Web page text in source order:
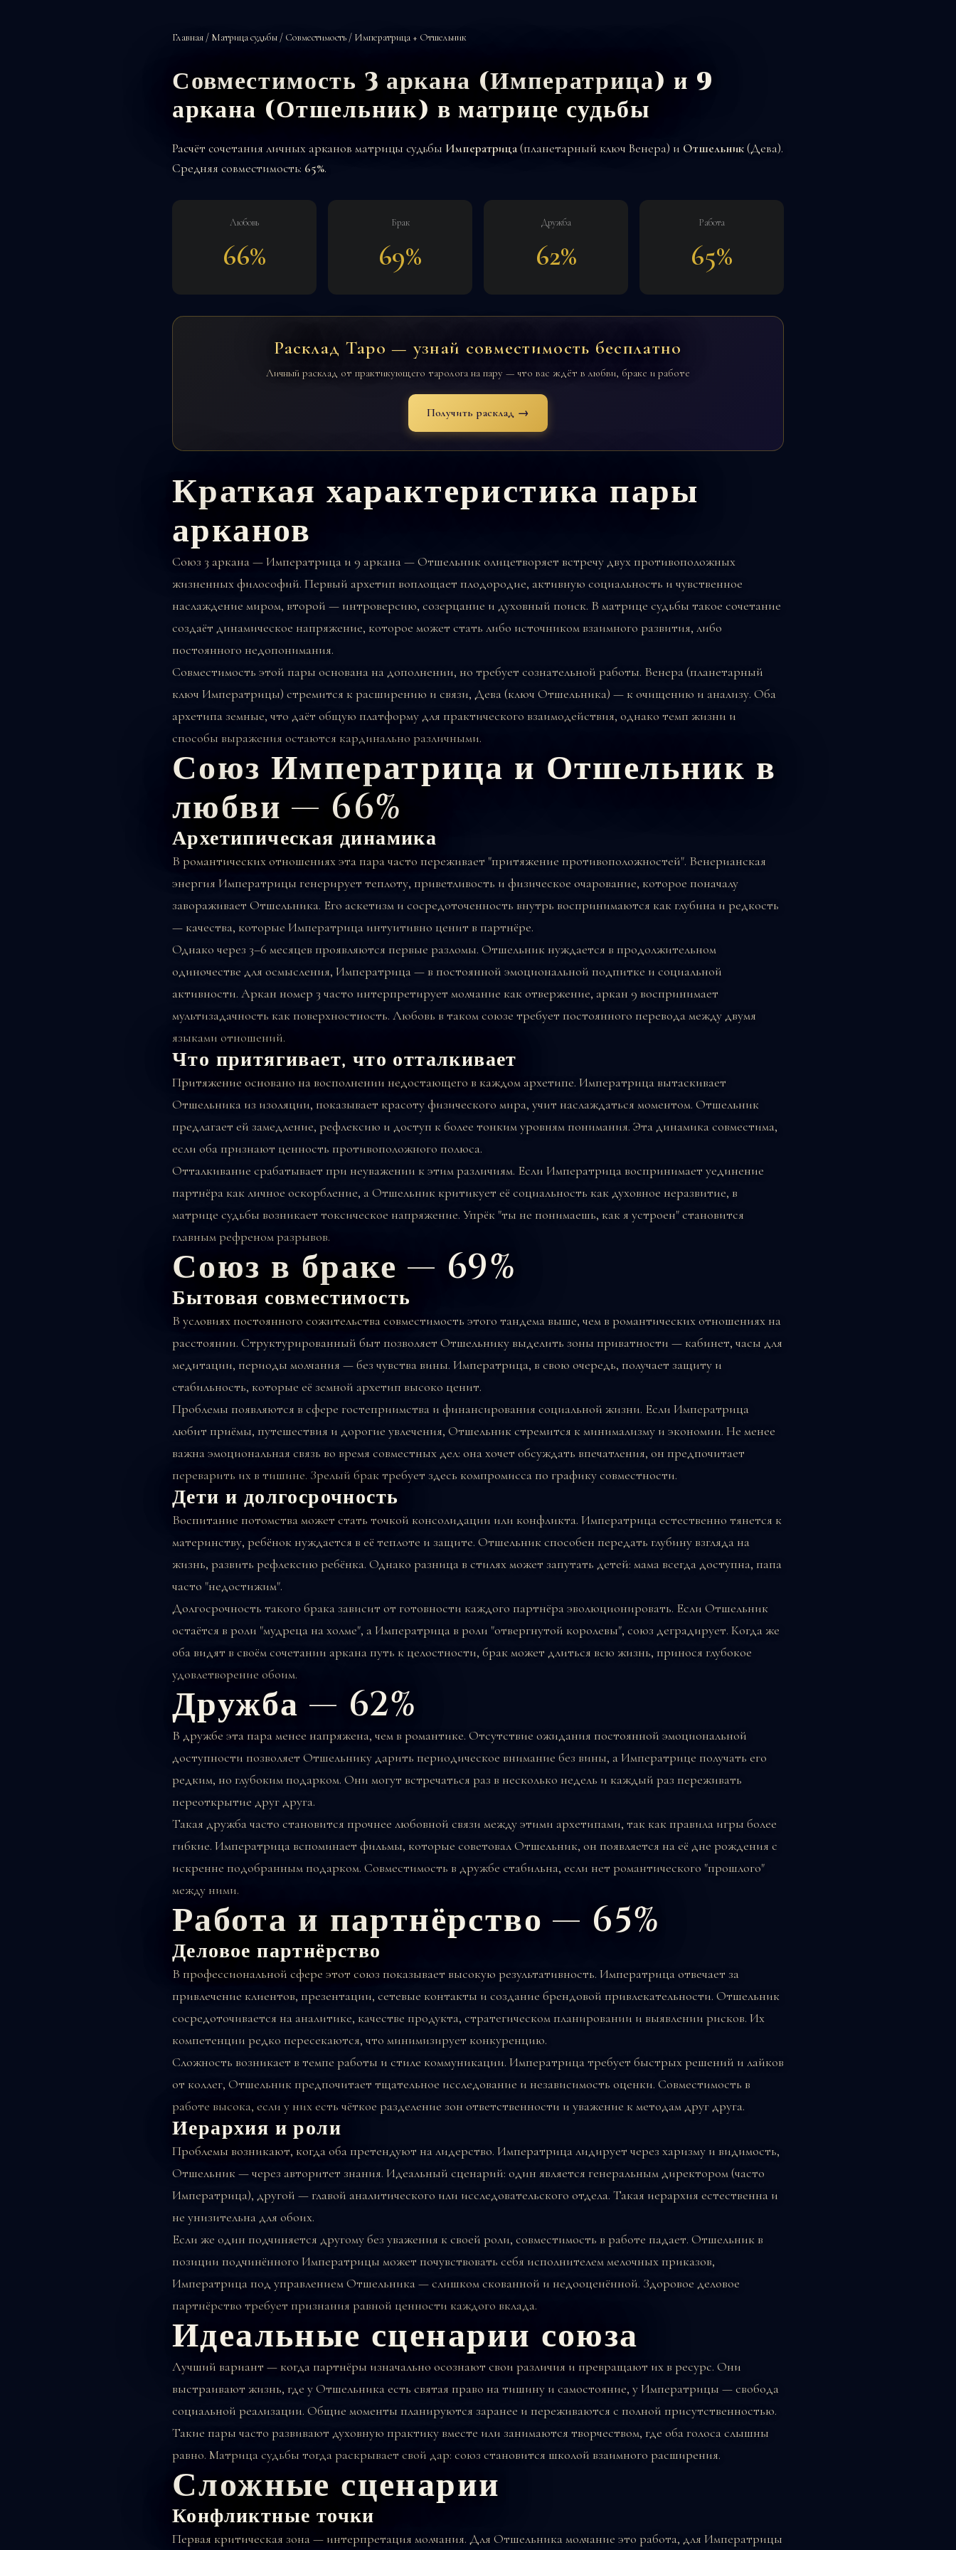
Главная / Матрица судьбы / Совместимость / Императрица + Отшельник
Совместимость 3 аркана (Императрица) и 9
аркана (Отшельник) в матрице судьбы
Расчёт сочетания личных арканов матрицы судьбы Императрица(планетарный ключ Венера) и Отшельник(Дева).
Средняя совместимость: 65%.
Любовь
66%
Брак
69%
Дружба
62%
Работа
65%
Расклад Таро — узнай совместимость бесплатно
Личный расклад от практикующего таролога на пару — что вас ждёт в любви, браке и работе
Получить расклад →
Краткая характеристика пары
арканов
Союз 3 аркана — Императрица и 9 аркана — Отшельниколицетворяет встречу двух противоположных
жизненных философий. Первый архетип воплощает плодородие, активную социальность и чувственное
наслаждение миром, второй — интроверсию, созерцание и духовный поиск. В матрице судьбы такое сочетание
создаёт динамическое напряжение, которое может стать либо источником взаимного развития, либо
постоянного недопонимания.
Совместимость этой пары основана на дополнении, но требует сознательной работы. Венера (планетарный
ключ Императрицы) стремится к расширению и связи, Дева (ключ Отшельника) — к очищению и анализу. Оба
архетипа земные, что даёт общую платформу для практического взаимодействия, однако темп жизни и
способы выражения остаются кардинально различными.
Союз Императрица и Отшельник в
любви — 66%
Архетипическая динамика
В романтических отношениях эта пара часто переживает "притяжение противоположностей". Венерианская
энергия Императрицы генерирует теплоту, приветливость и физическое очарование, которое поначалу
завораживает Отшельника. Его аскетизм и сосредоточенность внутрь воспринимаются как глубина и редкость
— качества, которые Императрица интуитивно ценит в партнёре.
Однако через 3–6 месяцев проявляются первые разломы. Отшельник нуждается в продолжительном
одиночестве для осмысления, Императрица — в постоянной эмоциональной подпитке и социальной
активности. Аркан номер 3 часто интерпретирует молчание как отвержение, аркан 9 воспринимает
мультизадачность как поверхностность. Любовь в таком союзе требует постоянного перевода между двумя
языками отношений.
Что притягивает, что отталкивает
Притяжение основано на восполнении недостающего в каждом архетипе. Императрица вытаскивает
Отшельника из изоляции, показывает красоту физического мира, учит наслаждаться моментом. Отшельник
предлагает ей замедление, рефлексию и доступ к более тонким уровням понимания. Эта динамика совместима,
если оба признают ценность противоположного полюса.
Отталкивание срабатывает при неуважении к этим различиям. Если Императрица воспринимает уединение
партнёра как личное оскорбление, а Отшельник критикует её социальность как духовное неразвитие, в
матрице судьбы возникает токсическое напряжение. Упрёк "ты не понимаешь, как я устроен" становится
главным рефреном разрывов.
Союз в браке — 69%
Бытовая совместимость
В условиях постоянного сожительства совместимость этого тандема выше, чем в романтических отношениях на
расстоянии. Структурированный быт позволяет Отшельнику выделить зоны приватности — кабинет, часы для
медитации, периоды молчания — без чувства вины. Императрица, в свою очередь, получает защиту и
стабильность, которые её земной архетип высоко ценит.
Проблемы появляются в сфере гостеприимства и финансирования социальной жизни. Если Императрица
любит приёмы, путешествия и дорогие увлечения, Отшельник стремится к минимализму и экономии. Не менее
важна эмоциональная связь во время совместных дел: она хочет обсуждать впечатления, он предпочитает
переварить их в тишине. Зрелый брак требует здесь компромисса по графику совместности.
Дети и долгосрочность
Воспитание потомства может стать точкой консолидации или конфликта. Императрица естественно тянется к
материнству, ребёнок нуждается в её теплоте и защите. Отшельник способен передать глубину взгляда на
жизнь, развить рефлексию ребёнка. Однако разница в стилях может запутать детей: мама всегда доступна, папа
часто "недостижим".
Долгосрочность такого брака зависит от готовности каждого партнёра эволюционировать. Если Отшельник
остаётся в роли "мудреца на холме", а Императрица в роли "отвергнутой королевы", союз деградирует. Когда же
оба видят в своём сочетании аркана путь к целостности, брак может длиться всю жизнь, принося глубокое
удовлетворение обоим.
Дружба — 62%
В дружбе эта пара менее напряжена, чем в романтике. Отсутствие ожидания постоянной эмоциональной
доступности позволяет Отшельнику дарить периодическое внимание без вины, а Императрице получать его
редким, но глубоким подарком. Они могут встречаться раз в несколько недель и каждый раз переживать
переоткрытие друг друга.
Такая дружба часто становится прочнее любовной связи между этими архетипами, так как правила игры более
гибкие. Императрица вспоминает фильмы, которые советовал Отшельник, он появляется на её дне рождения с
искренне подобранным подарком. Совместимость в дружбе стабильна, если нет романтического "прошлого"
между ними.
Работа и партнёрство — 65%
Деловое партнёрство
В профессиональной сфере этот союз показывает высокую результативность. Императрица отвечает за
привлечение клиентов, презентации, сетевые контакты и создание брендовой привлекательности. Отшельник
сосредоточивается на аналитике, качестве продукта, стратегическом планировании и выявлении рисков. Их
компетенции редко пересекаются, что минимизирует конкуренцию.
Сложность возникает в темпе работы и стиле коммуникации. Императрица требует быстрых решений и лайков
от коллег, Отшельник предпочитает тщательное исследование и независимость оценки. Совместимость в
работе высока, если у них есть чёткое разделение зон ответственности и уважение к методам друг друга.
Иерархия и роли
Проблемы возникают, когда оба претендуют на лидерство. Императрица лидирует через харизму и видимость,
Отшельник — через авторитет знания. Идеальный сценарий: один является генеральным директором (часто
Императрица), другой — главой аналитического или исследовательского отдела. Такая иерархия естественна и
не унизительна для обоих.
Если же один подчиняется другому без уважения к своей роли, совместимость в работе падает. Отшельник в
позиции подчинённого Императрицы может почувствовать себя исполнителем мелочных приказов,
Императрица под управлением Отшельника — слишком скованной и недооценённой. Здоровое деловое
партнёрство требует признания равной ценности каждого вклада.
Идеальные сценарии союза
Лучший вариант — когда партнёры изначально осознают свои различия и превращают их в ресурс. Они
выстраивают жизнь, где у Отшельника есть святая право на тишину и самостояние, у Императрицы — свобода
социальной реализации. Общие моменты планируются заранее и переживаются с полной присутственностью.
Такие пары часто развивают духовную практику вместе или занимаются творчеством, где оба голоса слышны
равно. Матрица судьбы тогда раскрывает свой дар: союз становится школой взаимного расширения.
Сложные сценарии
Конфликтные точки
Первая критическая зона — интерпретация молчания. Для Отшельника молчание это работа, для Императрицы